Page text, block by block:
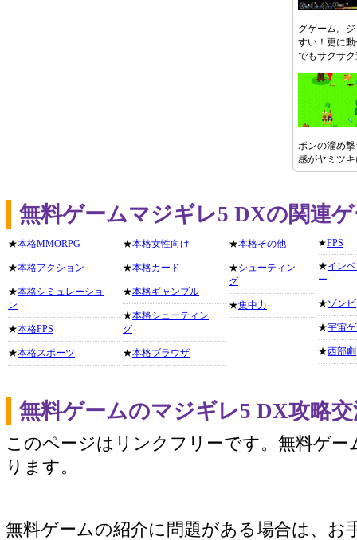
グゲーム。
すい！更に
でもサクサ
ポンの溜め
感がヤミツ
無料ゲームマジギレ5 DXの関連
★本格MMORPG
★本格アクション
★本格シミュレーショ
ン
★本格FPS
★本格スポーツ
★本格女性向け
★本格カード
★本格ギャンブル
★本格シューティン
グ
★本格ブラウザ
★本格その他
★シューティン
グ
★集中力
★FPS
★イン
ー
★ゾンビ
★宇宙
★西部劇
無料ゲームのマジギレ5 DX攻略
このページはリンクフリーです。無料ゲー
ります。
無料ゲームの紹介に問題がある場合は、お